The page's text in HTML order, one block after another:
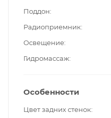
Поддон
Радиоприемник
Освещение
Гидромассаж
Особенности
Цвет задних стенок